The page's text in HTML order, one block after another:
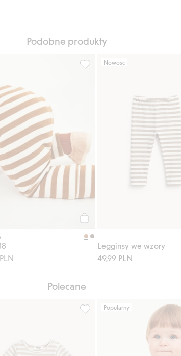
Podobne produkty
legginsy dla niemowląt, Dodaj do listy ulubione
Nowość
Legginsy we wzory
49,99 PLN
Polecane
Body w paski, z krótkimi
Popularny